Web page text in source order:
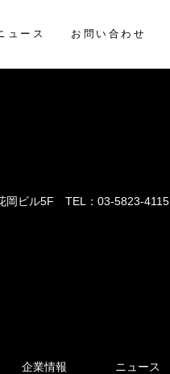
ュース お問い合わせ
岡ビル5F TEL： 03-5823-4115
企業情報 ニュース